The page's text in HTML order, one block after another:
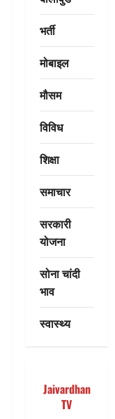
भर्ती
मोबाइल
मौसम
विविध
शिक्षा
समाचार
सरकारी
योजना
सोना चांदी
भाव
स्वास्थ्य
Jaivardhan
TV